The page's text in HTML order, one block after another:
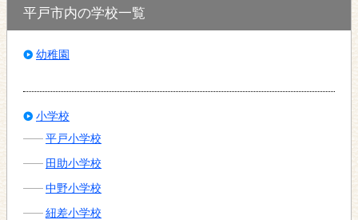
平戸市内の学校一覧
幼稚園
小学校
平戸小学校
田助小学校
中野小学校
紐差小学校